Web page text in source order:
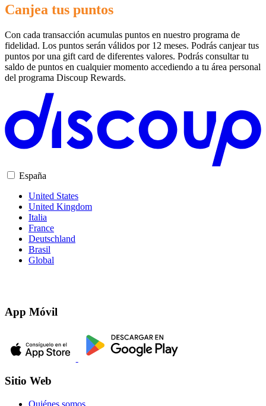
Canjea tus puntos
Con cada transacción acumulas puntos en nuestro programa de
fidelidad. Los puntos serán válidos por 12 meses. Podrás canjear tus
puntos por una gift card de diferentes valores. Podrás consultar tu
saldo de puntos en cualquier momento accediendo a tu área personal
del programa Discoup Rewards.
España
United States
United Kingdom
Italia
France
Deutschland
Brasil
Global
App Móvil
Sitio Web